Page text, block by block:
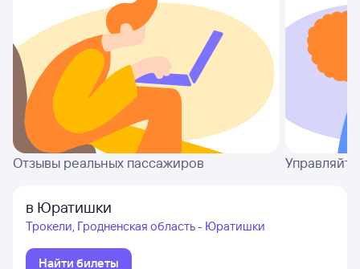
Отзывы реальных пассажиров
в Юратишки
Трокели, Гродненская область - Юратишки
Найти билеты